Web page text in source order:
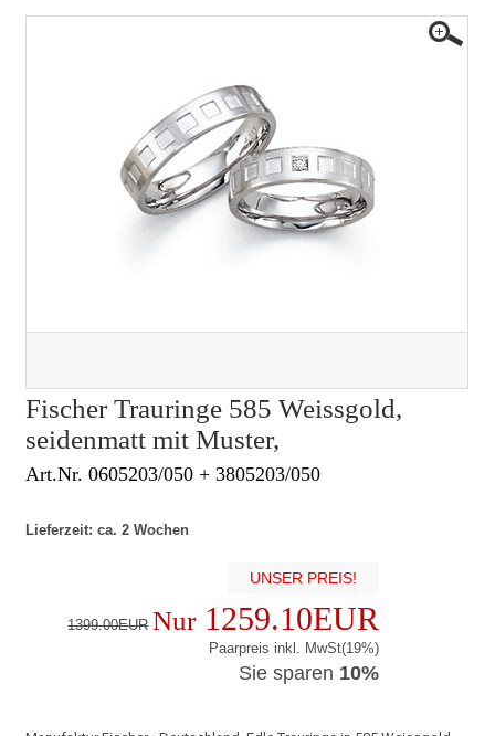
Fischer Trauringe 585 Weissgold,
seidenmatt mit Muster,
Art.Nr. 0605203/050 + 3805203/050
Lieferzeit: ca. 2 Wochen
UNSER PREIS!
1399.00EUR Nur1259.10EUR
Paarpreis inkl. MwSt(19%)
Sie sparen 10%